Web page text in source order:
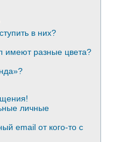
в них?
имеют разные цвета?
личные
email от кого-то с